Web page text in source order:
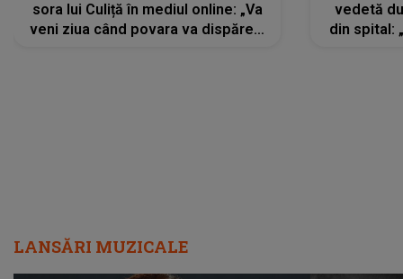
sora lui Culiță în mediul online: „Va
veni ziua când povara va dispărea,
vedetă
din spital:
LANSĂRI MUZICALE